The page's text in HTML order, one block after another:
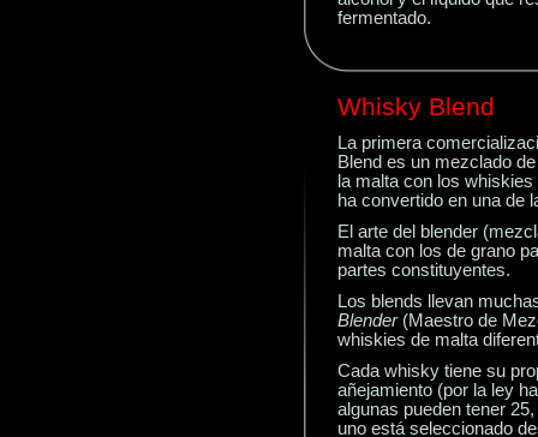
fermentado.
Whisky Blend
La primera
Blend es un mezclado
la malta con los
ha convertido en una de
El arte del blender
malta con los de grano
partes constituyentes.
Los blends llevan
Blender(Maestro de
whiskies de malta
Cada whisky tiene su
añejamiento (por la ley
algunas pueden tener
uno está seleccionado